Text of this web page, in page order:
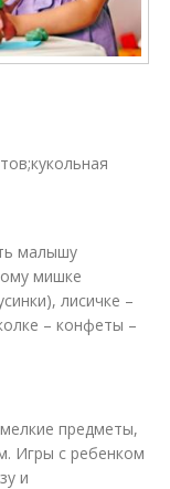
малышу
мишке
лисичке –
– конфеты –
предметы,
Игры с ребенком
и